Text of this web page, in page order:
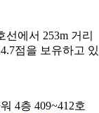
에서 253m 거리
점을 보유하고 있
4층 409~412호